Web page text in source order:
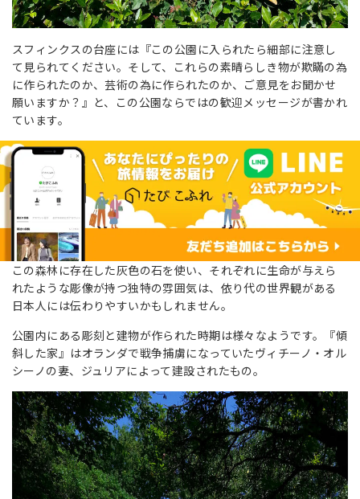
スフィンクスの台座には『この公園に入られたら細部に注意し
て見られてください。そして、これらの素晴らしき物が欺瞞の為
に作られたのか、芸術の為に作られたのか、ご意見をお聞かせ
願いますか？』と、この公園ならではの歓迎メッセージが書かれ
ています。
この森林に存在した灰色の石を使い、それぞれに生命が与えら
れたような彫像が持つ独特の雰囲気は、依り代の世界観がある
日本人には伝わりやすいかもしれません。
公園内にある彫刻と建物が作られた時期は様々なようです。『傾
斜した家』はオランダで戦争捕虜になっていたヴィチーノ・オル
シーノの妻、ジュリアによって建設されたもの。